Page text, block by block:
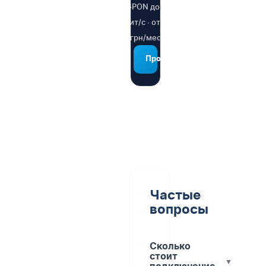
GPON до 1
Гбит/с · от 79
грн/мес
Проверить
Частые
вопросы
Сколько
стоит
▼